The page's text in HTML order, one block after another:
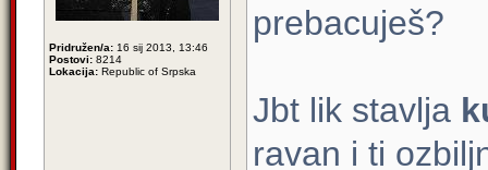
Pridružen/a: 16 sij 2013, 13:46
Postovi: 8214
Lokacija: Republic of Srpska
prebacuješ?
Jbt lik stavlja
ravan i ti